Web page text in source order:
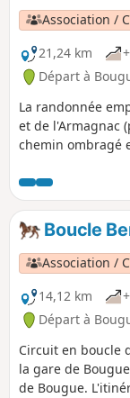
Association /
21,24 km
Départ à
La randonnée
et de l'Armagnac
chemin ombragé
clair on aperçoit
longue piste
pratiquant de
Boucle
Association /
14,12 km
Départ à
Circuit en boucle
la gare de
de Bougue.